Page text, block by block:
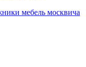
мебель москвича